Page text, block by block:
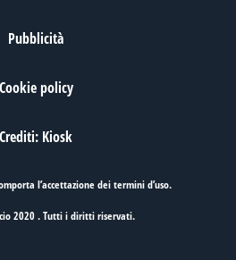
Pubblicità
Cookie policy
Crediti: Kiosk
l’accettazione deitermini d’uso.
2020 . Tutti i diritti riservati.